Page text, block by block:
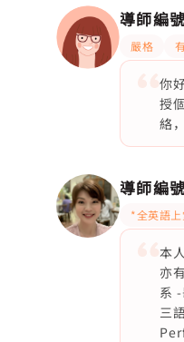
導師編
嚴格
你
授
絡
導師編
*全英語
本
亦
系
三